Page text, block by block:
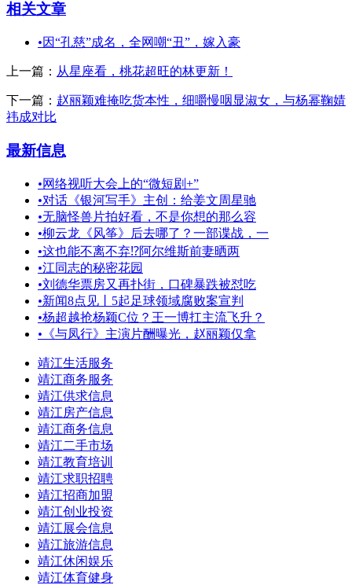
相关文章
•因“孔慈”成名，全网嘲“丑”，嫁入豪
上一篇： 从星座看，桃花超旺的林更新！
下一篇： 赵丽颖难掩吃货本性，细嚼慢咽显淑女，与杨幂鞠婧
祎成对比
最新信息
•网络视听大会上的“微短剧+”
•对话《银河写手》主创：给姜文周星驰
•无脑怪兽片拍好看，不是你想的那么容
•柳云龙《风筝》后去哪了？一部谍战，一
•这也能不离不弃⁉️阿尔维斯前妻晒两
•江同志的秘密花园
•刘德华票房又再扑街，口碑暴跌被怼吃
•新闻8点见丨5起足球领域腐败案宣判
•杨超越抢杨颖C位？王一博扛主流飞升？
• 《与凤行》主演片酬曝光，赵丽颖仅拿
靖江生活服务
靖江商务服务
靖江供求信息
靖江房产信息
靖江商务信息
靖江二手市场
靖江教育培训
靖江求职招聘
靖江招商加盟
靖江创业投资
靖江展会信息
靖江旅游信息
靖江休闲娱乐
靖江体育健身